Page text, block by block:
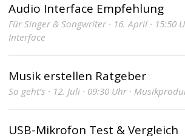
Audio Interface Empfehlung
Für Singer & Songwriter · 16. April · 15:50
Interface
Musik erstellen Ratgeber
So geht’s · 12. Juli · 09:30 Uhr ·
USB-Mikrofon Test & Vergleich